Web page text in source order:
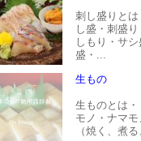
刺し盛りと
し盛・刺盛
しもり・サ
盛・...
生もの
生ものとは
モノ・ナマ
（焼く、煮